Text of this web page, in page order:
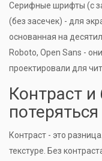
Серифные шрифты (с
(без засечек) - для
основанная на
Roboto, Open Sans -
проектировали для
Контраст и
потеряться
Контраст - это
текстуре. Без